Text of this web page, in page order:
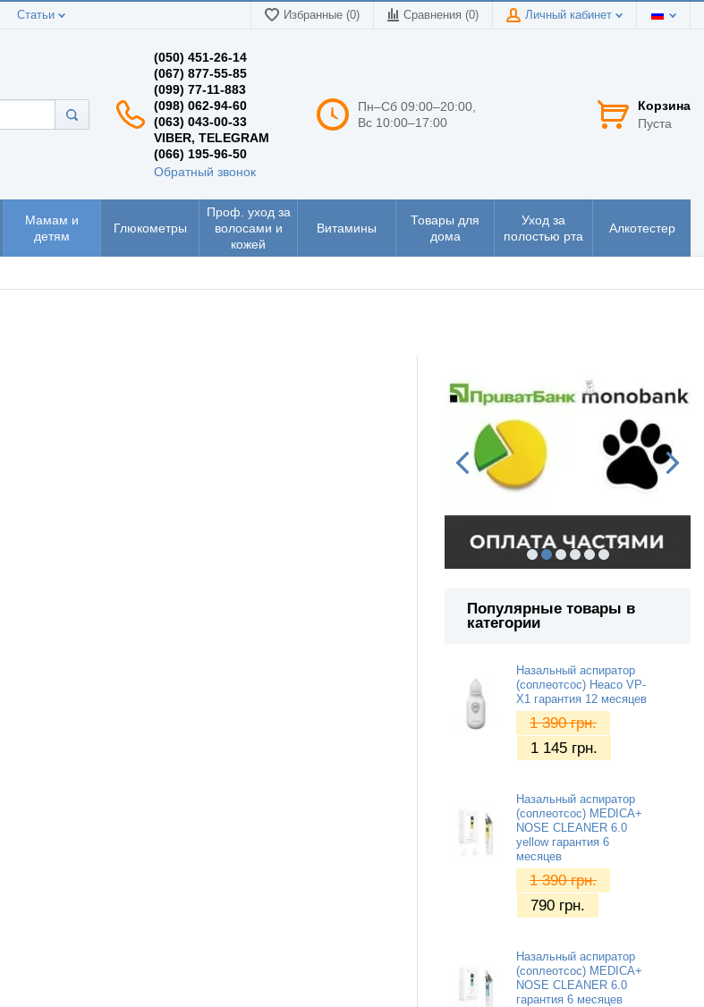
Статьи Избранные (0) Сравнения (0) Личный кабинет
(050) 451-26-14
(067) 877-55-85
(099) 77-11-883
(098) 062-94-60
(063) 043-00-33
VIBER, TELEGRAM
(066) 195-96-50
Обратный звонок
Пн–Сб 09:00–20:00,
Вс 10:00–17:00
Корзина
Пуста
Мамам и
детям
Глюкометры
Проф. уход за
волосами и
кожей
Витамины
Товары для
дома
Уход за
полостью рта
Алкотестер
Популярные товары в
категории
Назальный аспиратор
(соплеотсос) Heaco VP-
X1 гарантия 12 месяцев
1 390грн.
1 145 грн.
Назальный аспиратор
(соплеотсос) MEDICA+
NOSE CLEANER 6.0
yellow гарантия 6
месяцев
1 390грн.
790 грн.
Назальный аспиратор
(соплеотсос) MEDICA+
NOSE CLEANER 6.0
гарантия 6 месяцев